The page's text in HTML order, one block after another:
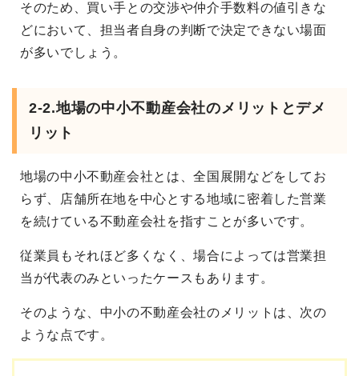
そのため、買い手との交渉や仲介手数料の値引きな
どにおいて、担当者自身の判断で決定できない場面
が多いでしょう。
2-2.地場の中小不動産会社のメリットとデメ
リット
地場の中小不動産会社とは、全国展開などをしてお
らず、店舗所在地を中心とする地域に密着した営業
を続けている不動産会社を指すことが多いです。
従業員もそれほど多くなく、場合によっては営業担
当が代表のみといったケースもあります。
そのような、中小の不動産会社のメリットは、次の
ような点です。